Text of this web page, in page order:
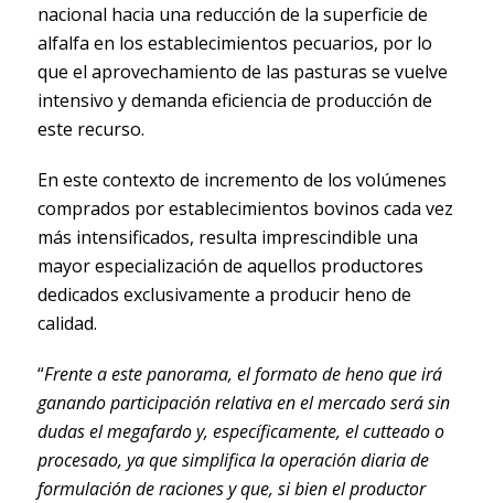
nacional hacia una reducción de la superficie de
alfalfa en los establecimientos pecuarios, por lo
que el aprovechamiento de las pasturas se vuelve
intensivo y demanda eficiencia de producción de
este recurso.
En este contexto de incremento de los volúmenes
comprados por establecimientos bovinos cada vez
más intensificados, resulta imprescindible una
mayor especialización de aquellos productores
dedicados exclusivamente a producir heno de
calidad.
“Frente a este panorama, el formato de heno que irá
ganando participación relativa en el mercado será sin
dudas el megafardo y, específicamente, el cutteado o
procesado, ya que simplifica la operación diaria de
formulación de raciones y que, si bien el productor